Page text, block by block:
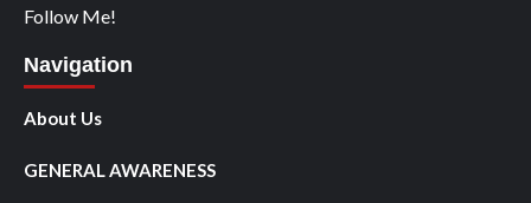
Follow Me!
Navigation
About Us
GENERAL AWARENESS